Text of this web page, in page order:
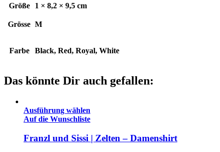
Größe
1 × 8,2 × 9,5 cm
Grösse M
Farbe Black, Red, Royal, White
Das könnte Dir auch gefallen:
Ausführung wählen
Auf die Wunschliste
Franzl und Sissi | Zelten – Damenshirt